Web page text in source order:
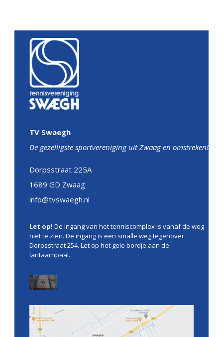
TV Swaegh
De gezelligste sportvereniging uit Zwaag en omstreken!
Dorpsstraat 225A
1689 GD Zwaag
info@tvswaegh.nl
Let op! De ingang van het tenniscomplex is vanaf de weg
niet te zien. De ingang is een smalle weg tegenover
Dorpsstraat 254. Let op het gele bordje aan de
lantaarnpaal.